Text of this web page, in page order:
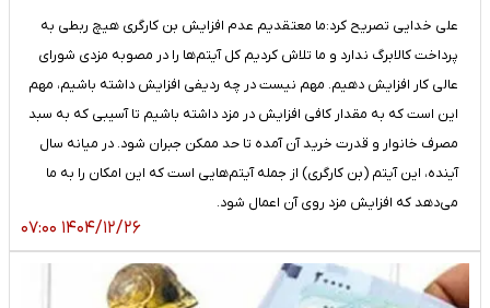
علی خدایی تصریح کرد:ما معتقدیم‌ عدم افزایش بن کارگری هیچ ربطی به
پرداخت کالابرگ ندارد و ما تلاش کردیم کل آیتم‌ها را در مصوبه مزدی شورای
عالی کار افزایش دهیم. مهم نیست در چه ردیفی افزایش داشته باشیم، مهم
این است که به مقدار کافی افزایش در مزد داشته باشیم تا آسیبی که به سبد
مصرف خانوار و قدرت خرید آن آمده تا حد ممکن جبران شود. در میانه سال
آینده، این آیتم (بن کارگری) از جمله آیتم‌هایی است که این امکان را به ما
می‌دهد که افزایش مزد روی آن اعمال شود.
۱۴۰۴/۱۲/۲۶ ۰۷:۰۰